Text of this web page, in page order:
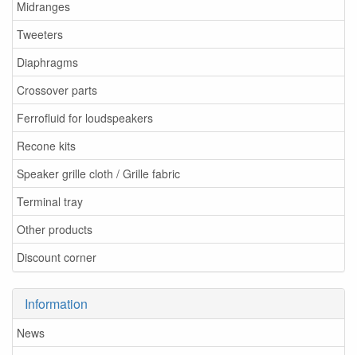
Midranges
Tweeters
Diaphragms
Crossover parts
Ferrofluid for loudspeakers
Recone kits
Speaker grille cloth / Grille fabric
Terminal tray
Other products
Discount corner
Information
News